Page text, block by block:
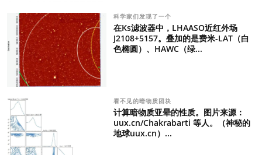
科学家们发现了一个
在Ks滤波器中，LHAASO近红外场
J2108+5157。叠加的是费米-LAT（白
色椭圆）、HAWC（绿...
看不见的暗物质团块
计算暗物质亚晕的性质。图片来源：
uux.cn/Chakrabarti 等人。（神秘的
地球uux.cn）...